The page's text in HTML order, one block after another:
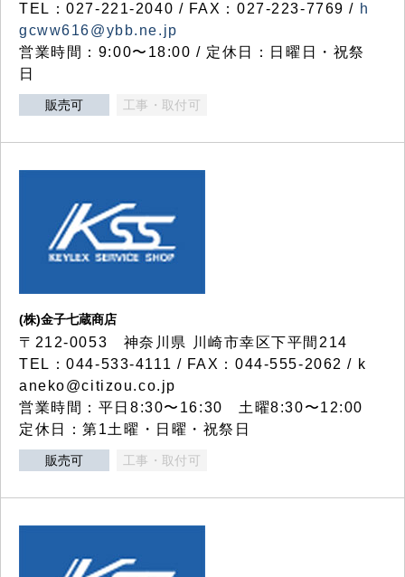
TEL：027-221-2040 / FAX：027-223-7769 / h
gcww616@ybb.ne.jp
営業時間：9:00〜18:00 / 定休日：日曜日・祝祭
日
販売可 工事・取付可
(株)金子七蔵商店
〒212-0053 神奈川県 川崎市幸区下平間214
TEL：044-533-4111 / FAX：044-555-2062 / k
aneko@citizou.co.jp
営業時間：平日8:30〜16:30 土曜8:30〜12:00
定休日：第1土曜・日曜・祝祭日
販売可 工事・取付可